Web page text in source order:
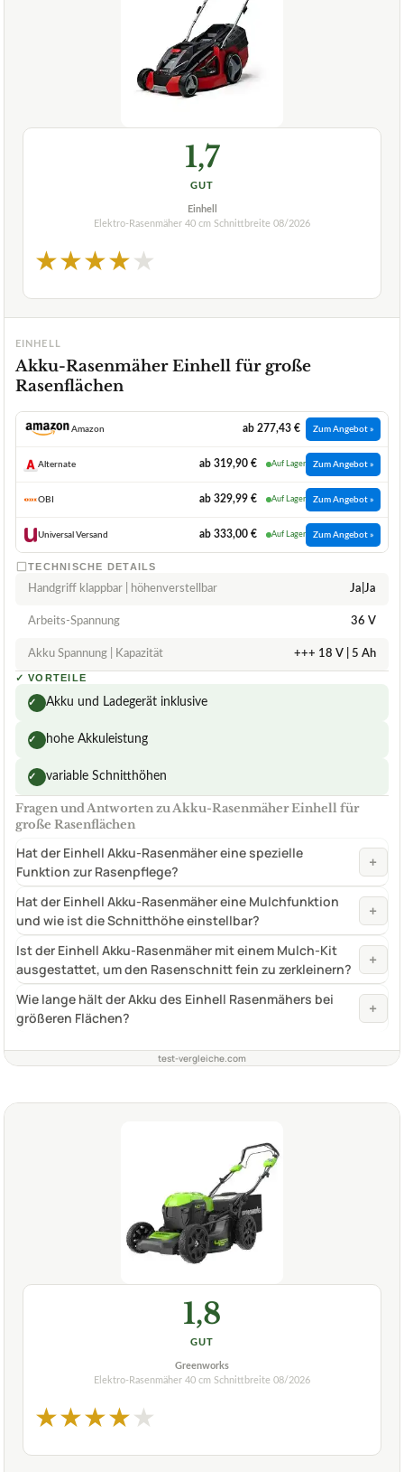
1,7
GUT
Einhell
Elektro-Rasenmäher 40 cm Schnittbreite 08/2026
★★★★★
EINHELL
Akku-Rasenmäher Einhell für große
Rasenflächen
Amazon ab 277,43 € Zum Angebot »
Alternate ab 319,90 € Auf Lager Zum Angebot »
OBI ab 329,99 € Auf Lager Zum Angebot »
Universal Versand ab 333,00 € Auf Lager Zum Angebot »
TECHNISCHE DETAILS
Handgriff klappbar | höhenverstellbar Ja|Ja
Arbeits-Spannung 36 V
Akku Spannung | Kapazität +++ 18 V | 5 Ah
✓ VORTEILE
✓ Akku und Ladegerät inklusive
✓ hohe Akkuleistung
✓ variable Schnitthöhen
Fragen und Antworten zu Akku-Rasenmäher Einhell für
große Rasenflächen
Hat der Einhell Akku-Rasenmäher eine spezielle
Funktion zur Rasenpflege?
+
Hat der Einhell Akku-Rasenmäher eine Mulchfunktion
und wie ist die Schnitthöhe einstellbar?
+
Ist der Einhell Akku-Rasenmäher mit einem Mulch-Kit
ausgestattet, um den Rasenschnitt fein zu zerkleinern?
+
Wie lange hält der Akku des Einhell Rasenmähers bei
größeren Flächen?
+
test-vergleiche.com
1,8
GUT
Greenworks
Elektro-Rasenmäher 40 cm Schnittbreite 08/2026
★★★★★